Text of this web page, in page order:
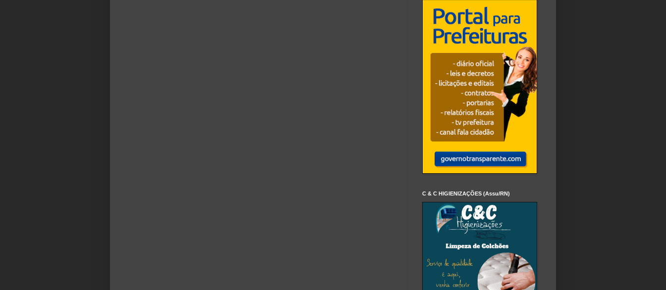
C & C HIGIENIZAÇÕES (Assu/RN)